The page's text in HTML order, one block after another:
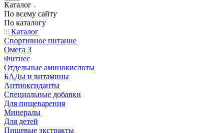
Каталог
По всему сайту
По каталогу
Каталог
Спортивное питание
Омега 3
Фитнес
Отдельные аминокислоты
БАДы и витамины
Антиоксиданты
Специальные добавки
Для пищеварения
Минералы
Для детей
Пищевые экстракты